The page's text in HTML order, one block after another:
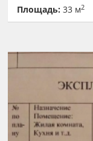
Площадь:33 м2